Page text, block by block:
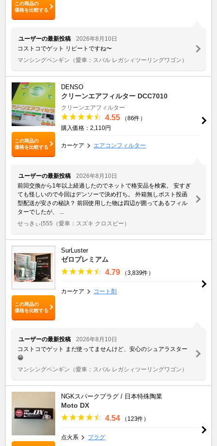
この商品の
価格を比較する
ユーザーの最新投稿
2026年8月10日
コストコでゲット リピートですね〜
マンシングペンギン （愛車：スバル レガシィツーリングワゴン）
この商品の
価格を比較する
DENSO
クリーンエアフィルター DCC7010
クリーンエアフィルター
4.55
（86件）
購入価格：2,110円
カーケア エアコンフィルター
ユーザーの最新投稿
2026年8月10日
前回交換から1年以上経過したのでネットで格安品を検索。 安すぎ
ても怪しいので今回はデンソーで決め打ち。 外箱無しポスト投函
型配送が安さの秘訣？ 前回使用した物は四辺が囲ってあるフィル
ターでしたが、 ...
せっきぃ(555 （愛車：スズキ クロスビー）
この商品の
価格を比較する
SurLuster
ゼロプレミアム
4.79 （3,839件）
カーケア コート剤
ユーザーの最新投稿
2026年8月10日
コストコでゲット まだ使ってませんけど、安心のシュアラスター
😁
マンシングペンギン （愛車：スバル レガシィツーリングワゴン）
NGKスパークプラグ / 日本特殊陶業
Moto DX
4.54 （123件）
点火系 プラグ